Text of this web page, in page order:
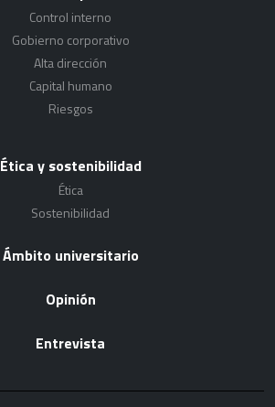
Control interno
Gobierno corporativo
Alta dirección
Capital humano
Riesgos
Ética y sostenibilidad
Ética
Sostenibilidad
Ámbito universitario
Opinión
Entrevista